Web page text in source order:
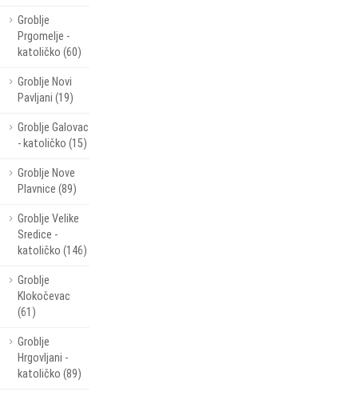
Groblje
Prgomelje -
katoličko (60)
Groblje Novi
Pavljani (19)
Groblje Galovac
- katoličko (15)
Groblje Nove
Plavnice (89)
Groblje Velike
Sredice -
katoličko (146)
Groblje
Klokočevac
(61)
Groblje
Hrgovljani -
katoličko (89)